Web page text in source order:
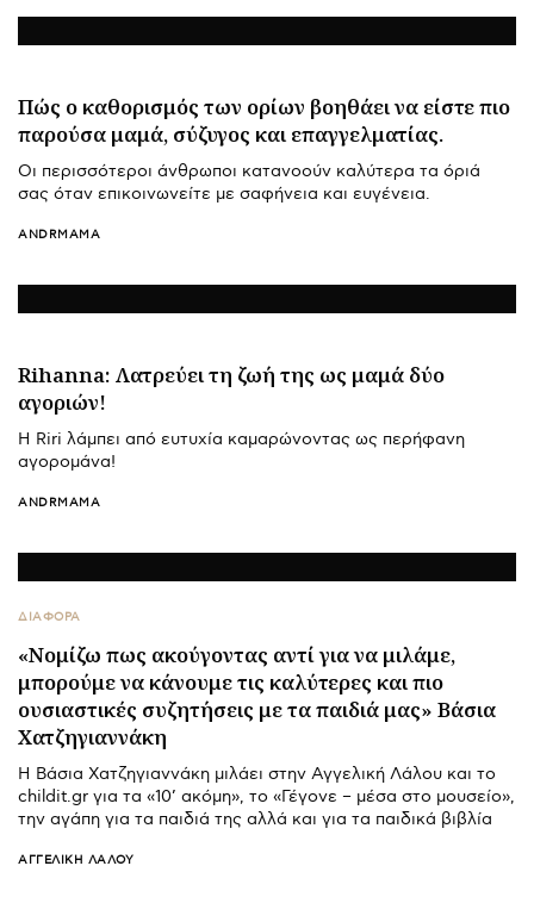
Πώς ο καθορισμός των ορίων βοηθάει να είστε πιο
παρούσα μαμά, σύζυγος και επαγγελματίας.
Οι περισσότεροι άνθρωποι κατανοούν καλύτερα τα όριά
σας όταν επικοινωνείτε με σαφήνεια και ευγένεια.
ANDRMAMA
Rihanna: Λατρεύει τη ζωή της ως μαμά δύο
αγοριών!
Η Riri λάμπει από ευτυχία καμαρώνοντας ως περήφανη
αγορομάνα!
ANDRMAMA
ΔΙΑΦΟΡΑ
«Νομίζω πως ακούγοντας αντί για να μιλάμε,
μπορούμε να κάνουμε τις καλύτερες και πιο
ουσιαστικές συζητήσεις με τα παιδιά μας» Βάσια
Χατζηγιαννάκη
Η Βάσια Χατζηγιαννάκη μιλάει στην Αγγελική Λάλου και το
childit.gr για τα «10’ ακόμη», το «Γέγονε – μέσα στο μουσείο»,
την αγάπη για τα παιδιά της αλλά και για τα παιδικά βιβλία
ΑΓΓΕΛΙΚΉ ΛΆΛΟΥ